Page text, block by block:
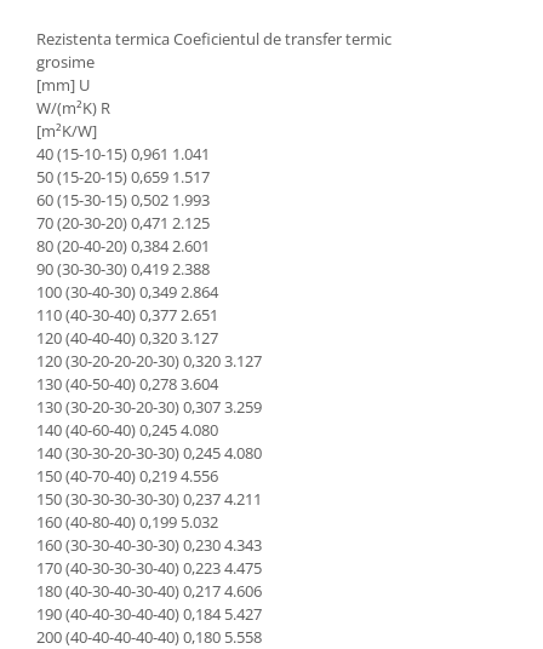
Rezistenta termica Coeficientul de transfer termic
grosime
[mm] U
W/(m²K) R
[m²K/W]
40 (15-10-15) 0,961 1.041
50 (15-20-15) 0,659 1.517
60 (15-30-15) 0,502 1.993
70 (20-30-20) 0,471 2.125
80 (20-40-20) 0,384 2.601
90 (30-30-30) 0,419 2.388
100 (30-40-30) 0,349 2.864
110 (40-30-40) 0,377 2.651
120 (40-40-40) 0,320 3.127
120 (30-20-20-20-30) 0,320 3.127
130 (40-50-40) 0,278 3.604
130 (30-20-30-20-30) 0,307 3.259
140 (40-60-40) 0,245 4.080
140 (30-30-20-30-30) 0,245 4.080
150 (40-70-40) 0,219 4.556
150 (30-30-30-30-30) 0,237 4.211
160 (40-80-40) 0,199 5.032
160 (30-30-40-30-30) 0,230 4.343
170 (40-30-30-30-40) 0,223 4.475
180 (40-30-40-30-40) 0,217 4.606
190 (40-40-30-40-40) 0,184 5.427
200 (40-40-40-40-40) 0,180 5.558